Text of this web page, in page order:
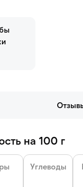
на 100 г
Углеводы